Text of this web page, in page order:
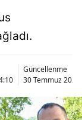
Güncellenme
30 Temmuz 2025